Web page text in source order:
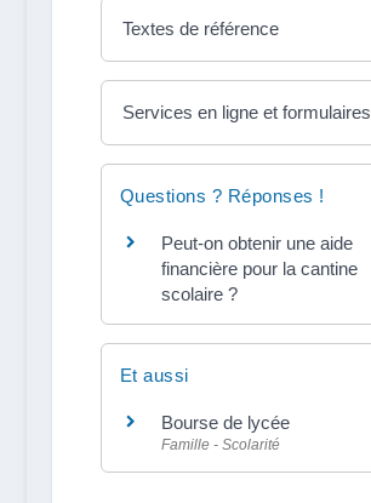
Textes de référence
Services en ligne et formulaires
Questions ? Réponses !
Peut-on obtenir une aide
financière pour la cantine
scolaire ?
Et aussi
Bourse de lycée
Famille - Scolarité